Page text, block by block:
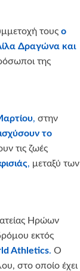
τους ο
Δραγώνα και
της
, στην
το
τις ζωές
, μεταξύ των
Ηρώων
εκτός
Athletics. Ο
στο οποίο έχει